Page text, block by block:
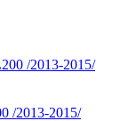
/2013-2015/